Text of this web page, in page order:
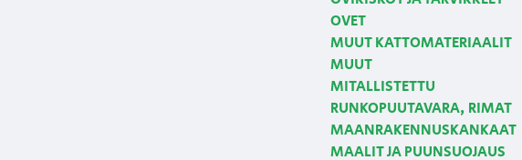
OVET
MUUT KATTOMATERIAALIT
MUUT
MITALLISTETTU
RUNKOPUUTAVARA, RIMAT
MAANRAKENNUSKANKAAT
MAALIT JA PUUNSUOJAUS